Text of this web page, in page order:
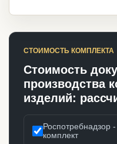
СТОИМОСТЬ КОМПЛЕКТА
Стоимость
производства
изделий:
Роспотребнадзор
комплект